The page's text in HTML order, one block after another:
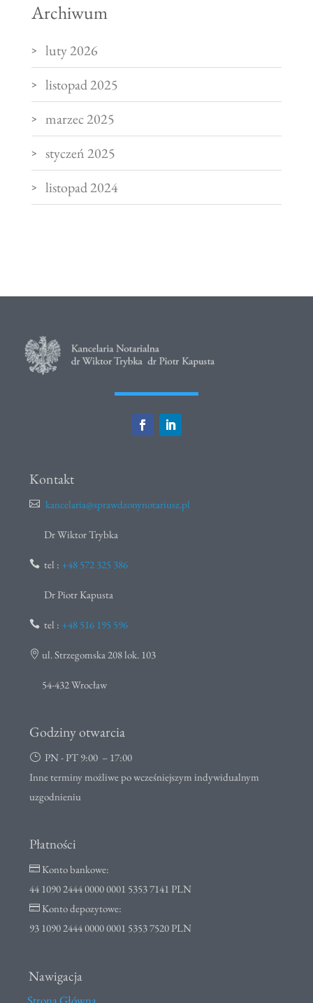
Archiwum
luty 2026
listopad 2025
marzec 2025
styczeń 2025
listopad 2024
Kontakt
kancelaria@sprawdzonynotariusz.pl
Dr Wiktor Trybka
 tel : +48 572 325 386
Dr Piotr Kapusta
 tel : +48 516 195 596
 ul. Strzegomska 208 lok. 103
54-432 Wrocław
Godziny otwarcia
} PN - PT 9:00 – 17:00
Inne terminy możliwe po wcześniejszym indywidualnym
uzgodnieniu
Płatności
 Konto bankowe:
44 1090 2444 0000 0001 5353 7141 PLN
 Konto depozytowe:
93 1090 2444 0000 0001 5353 7520 PLN
Nawigacja